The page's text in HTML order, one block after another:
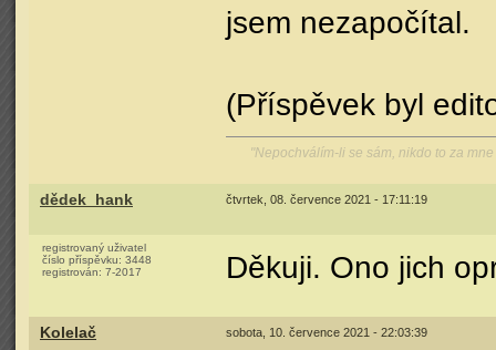
jsem nezapočítal.
(Příspěvek byl
"Nepochválím-li se sám, nikdo to za
dědek_hank čtvrtek, 08. července 2021 - 17:11:19
registrovaný uživatel
číslo příspěvku: 3448
registrován: 7-2017 Děkuji. Ono jich
Kolelač sobota, 10. července 2021 - 22:03:39